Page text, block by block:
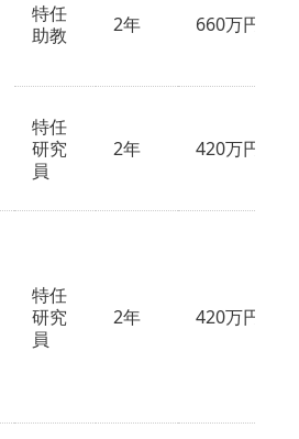
特任
助教
2年 660万円
特任
研究
員
2年 420万円
特任
研究
員
2年 420万円